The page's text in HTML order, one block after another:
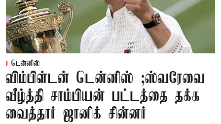
டென்னிஸ்
விம்பிள்டன் டென்னிஸ் ;ஸ்வரேவை
வீழ்த்தி சாம்பியன் பட்டத்தை தக்க
வைத்தார் ஜானிக் சின்னர்